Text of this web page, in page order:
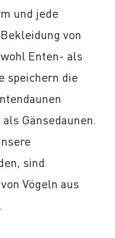
und jede
von
Enten- als
speichern die
Gänsedaunen.
sind
Vögeln aus